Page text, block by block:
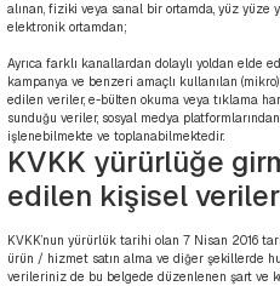
alınan, fiziki veya sanal bir ortamda, yüz yüze
elektronik ortamdan;
Ayrıca farklı kanallardan dolaylı yoldan elde
kampanya ve benzeri amaçlı kullanılan
edilen veriler, e-bülten okuma veya tıklama
sunduğu veriler, sosyal medya
işlenebilmekte ve toplanabilmektedir.
KVKK yürürlüğe
edilen kişisel
KVKK’nun yürürlük tarihi olan 7 Nisan 2016
ürün / hizmet satın alma ve diğer şekillerde
verileriniz de bu belgede düzenlenen şart ve